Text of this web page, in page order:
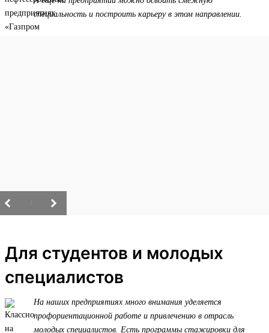
специальность и построить карьеру в этом направлении.
Для студентов и молодых
специалистов
На наших предприятиях много внимания уделяется
профориентационной работе и привлечению в отрасль
молодых специалистов. Есть программы стажировки для